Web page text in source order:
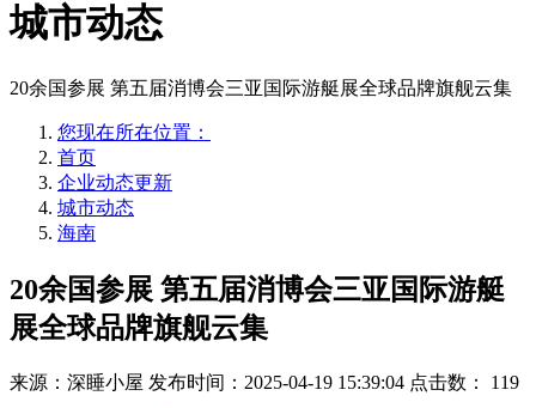
城市动态
20余国参展 第五届消博会三亚国际游艇展全球品牌旗舰云集
您现在所在位置：
首页
企业动态更新
城市动态
海南
20余国参展 第五届消博会三亚国际游艇
展全球品牌旗舰云集
来源：深睡小屋 发布时间：2025-04-19 15:39:04 点击数： 119